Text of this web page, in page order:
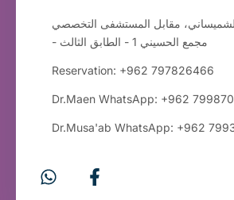
مقابل المستشفى التخصصي
- مجمع الحسيني 1 - الطابق الثالث
Reservation: +962 797826466
Dr.Maen WhatsApp: +962
Dr.Musa'ab WhatsApp: +962